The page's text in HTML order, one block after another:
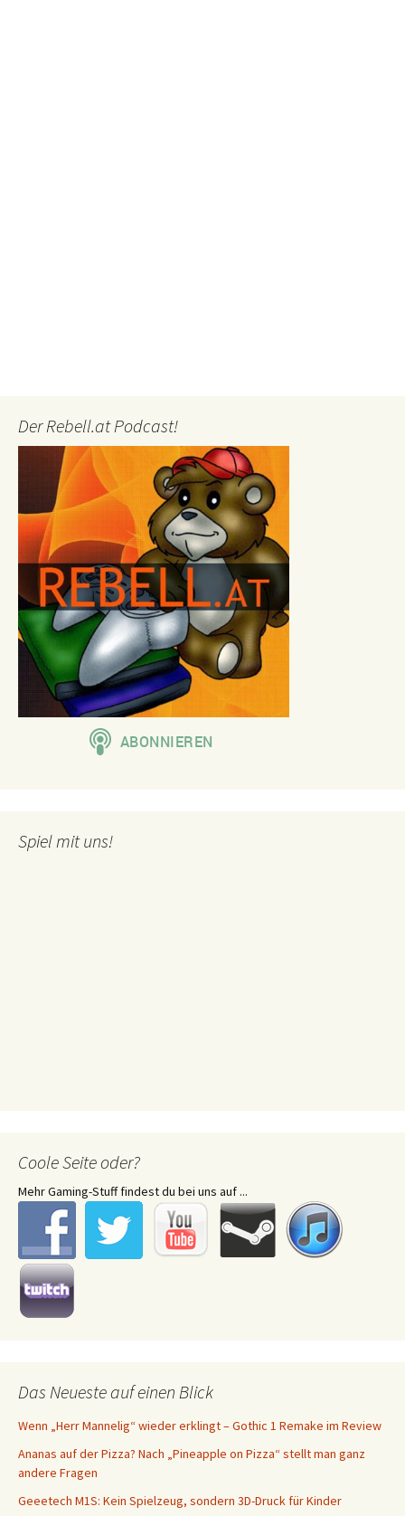
Der Rebell.at Podcast!
Spiel mit uns!
Coole Seite oder?
Mehr Gaming-Stuff findest du bei uns auf ...
Das Neueste auf einen Blick
Wenn „Herr Mannelig“ wieder erklingt – Gothic 1 Remake im Review
Ananas auf der Pizza? Nach „Pineapple on Pizza“ stellt man ganz
andere Fragen
Geeetech M1S: Kein Spielzeug, sondern 3D-Druck für Kinder